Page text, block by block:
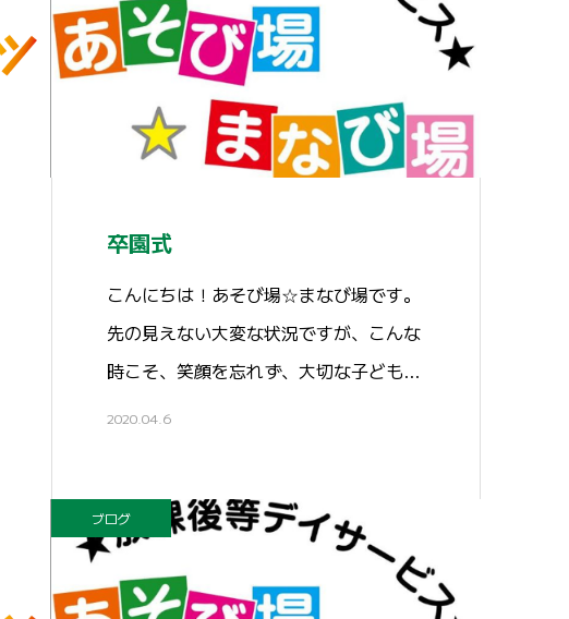
卒園式
こんにちは！あそび場☆まなび場です。
先の見えない大変な状況ですが、こんな
時こそ、笑顔を忘れず、大切な子ども…
2020.04.6
ブログ